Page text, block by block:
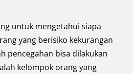
untuk mengetahui siapa
yang berisiko kekurangan
pencegahan bisa dilakukan
kelompok orang yang